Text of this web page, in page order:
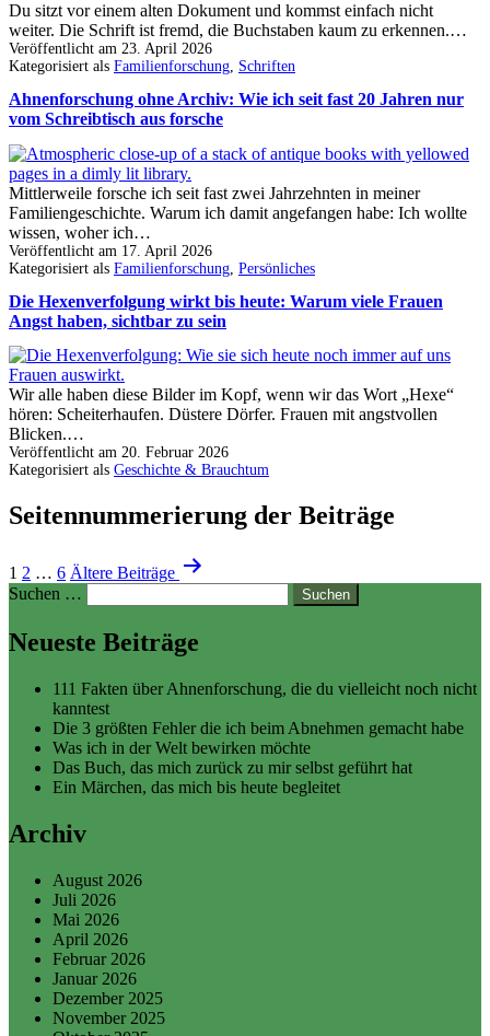
Du sitzt vor einem alten Dokument und kommst einfach nicht
weiter. Die Schrift ist fremd, die Buchstaben kaum zu erkennen.…
Veröffentlicht am 23. April 2026
Kategorisiert als Familienforschung, Schriften
Ahnenforschung ohne Archiv: Wie ich seit fast 20 Jahren nur
vom Schreibtisch aus forsche
Mittlerweile forsche ich seit fast zwei Jahrzehnten in meiner
Familiengeschichte. Warum ich damit angefangen habe: Ich wollte
wissen, woher ich…
Veröffentlicht am 17. April 2026
Kategorisiert als Familienforschung Persönliches
Die Hexenverfolgung wirkt bis heute: Warum viele Frauen
Angst haben, sichtbar zu sein
Wir alle haben diese Bilder im Kopf, wenn wir das Wort „Hexe“
hören: Scheiterhaufen. Düstere Dörfer. Frauen mit angstvollen
Blicken.…
Veröffentlicht am 20. Februar 2026
Kategorisiert als Geschichte & Brauchtum
Seitennummerierung der Beiträge
1 2 … 6 Ältere Beiträge
Suchen …
Neueste Beiträge
111 Fakten über Ahnenforschung, die du vielleicht noch nicht
kanntest
Die 3 größten Fehler die ich beim Abnehmen gemacht habe
Was ich in der Welt bewirken möchte
Das Buch, das mich zurück zu mir selbst geführt hat
Ein Märchen, das mich bis heute begleitet
Archiv
August 2026
Juli 2026
Mai 2026
April 2026
Februar 2026
Januar 2026
Dezember 2025
November 2025